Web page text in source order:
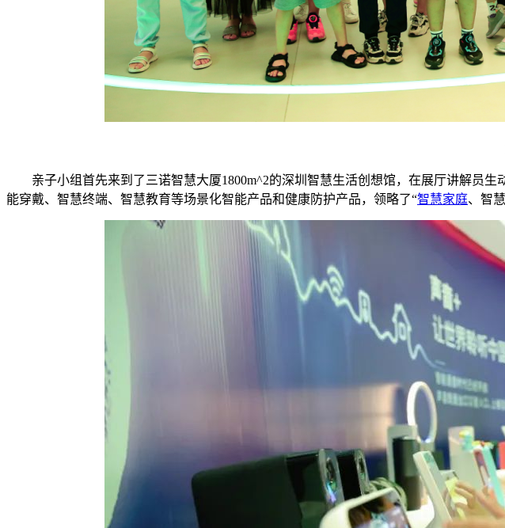
亲子小组首先来到了三诺智慧大厦1800m^2的深圳智慧生活创想馆，在展厅讲解员生
能穿戴、智慧终端、智慧教育等场景化智能产品和健康防护产品，领略了“智慧家庭、智